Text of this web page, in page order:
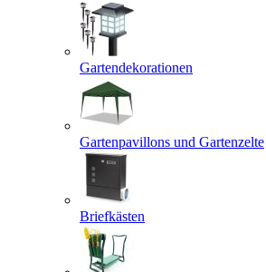
Gartendekorationen
Gartenpavillons und Gartenzelte
Briefkästen